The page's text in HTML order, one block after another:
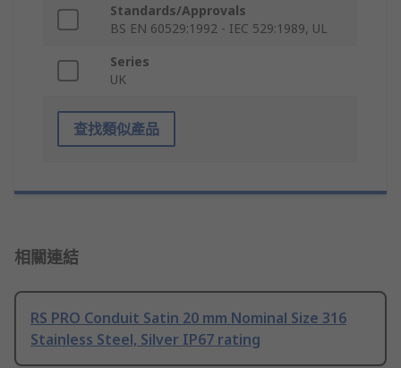
Standards/Approvals
BS EN 60529:1992 - IEC 529:1989, UL
Series
UK
查找類似產品
相關連結
RS PRO Conduit Satin 20 mm Nominal Size 316
Stainless Steel, Silver IP67 rating